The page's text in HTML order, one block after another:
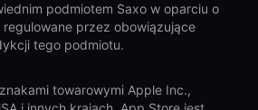
podmiotem Saxo w oparciu o
regulowane przez obowiązujące
tego podmiotu.
towarowymi Apple Inc.,